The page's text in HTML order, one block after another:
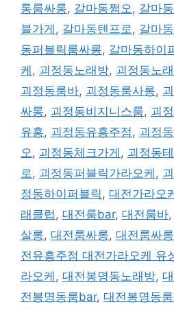
통룸싸롱, 갈마동쩜오 , 갈마
블가게 , 갈마동텐프로 , 갈마
동퍼블릭룸싸롱, 갈마동하이
케 , 괴정동노래방, 괴정동노
괴정동룸바, 괴정동룸사롱,
싸롱, 괴정동비지니스룸, 괴
유흥, 괴정동유흥주점 , 괴정
오 , 괴정동체크가게 , 괴정동
로 , 괴정동퍼블릭가라오케 ,
정동하이퍼블릭 , 대전가라오
래클럽 , 대전룸bar, 대전룸바,
살롱, 대전룸싸롱, 대전룸싸
전유흥주점 대전가라오케 유
라오케 , 대전봉명동노래방,
전봉명동룸bar, 대전봉명동